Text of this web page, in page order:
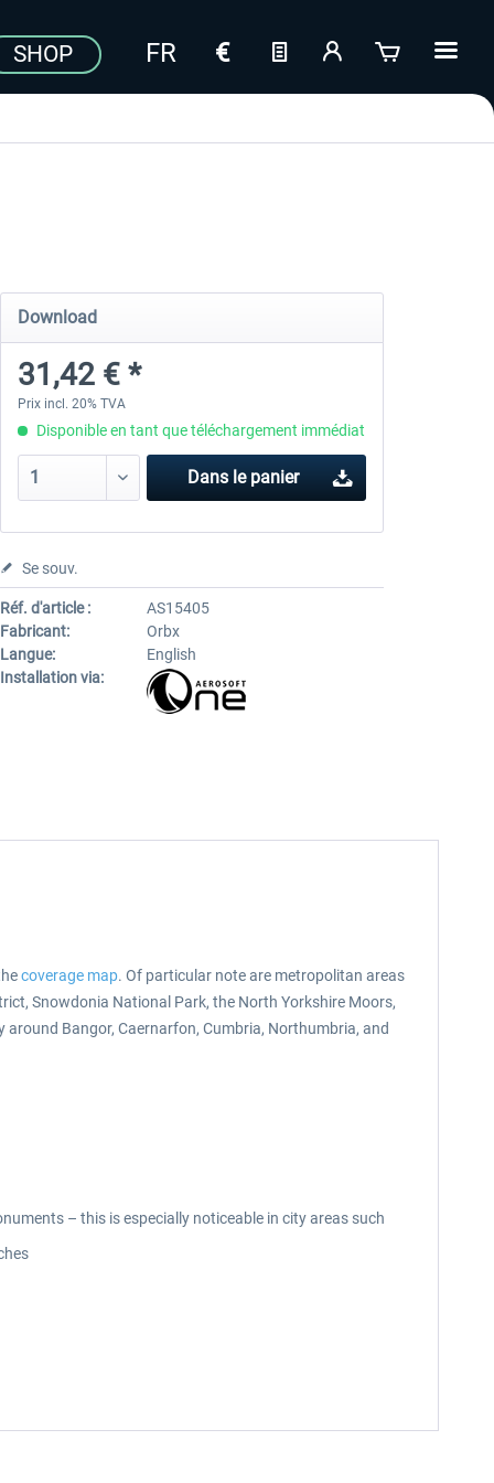
SHOP
Download
31,42 € *
Prix incl. 20% TVA
Disponible en tant que téléchargement immédiat
Dans le panier
Se souv.
Réf. d'article :
AS15405
Fabricant:
Orbx
Langue:
English
Installation via:
coverage map. Of particular note are metropolitan areas
Snowdonia National Park, the North Yorkshire Moors,
Bangor, Caernarfon, Cumbria, Northumbria, and
– this is especially noticeable in city areas such